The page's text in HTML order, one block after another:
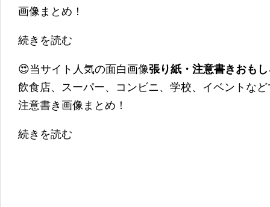
画像まとめ！
続きを読む
😍当サイト人気の面白画像張り紙・注意書きおも
飲食店、スーパー、コンビニ、学校、イベントな
注意書き画像まとめ！
続きを読む